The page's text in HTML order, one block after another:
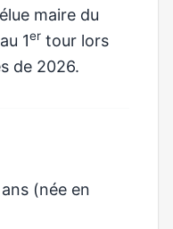
maire du
1er tour lors
de 2026.
(née en